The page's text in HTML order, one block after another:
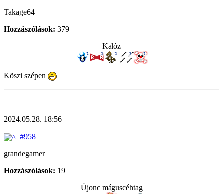
Takage64
Hozzászólások: 379
Kalóz
Köszi szépen
2024.05.28. 18:56
#958
grandegamer
Hozzászólások: 19
Újonc máguscéhtag